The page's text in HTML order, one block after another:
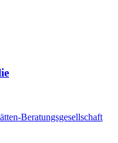
Beratungsgesellschaft